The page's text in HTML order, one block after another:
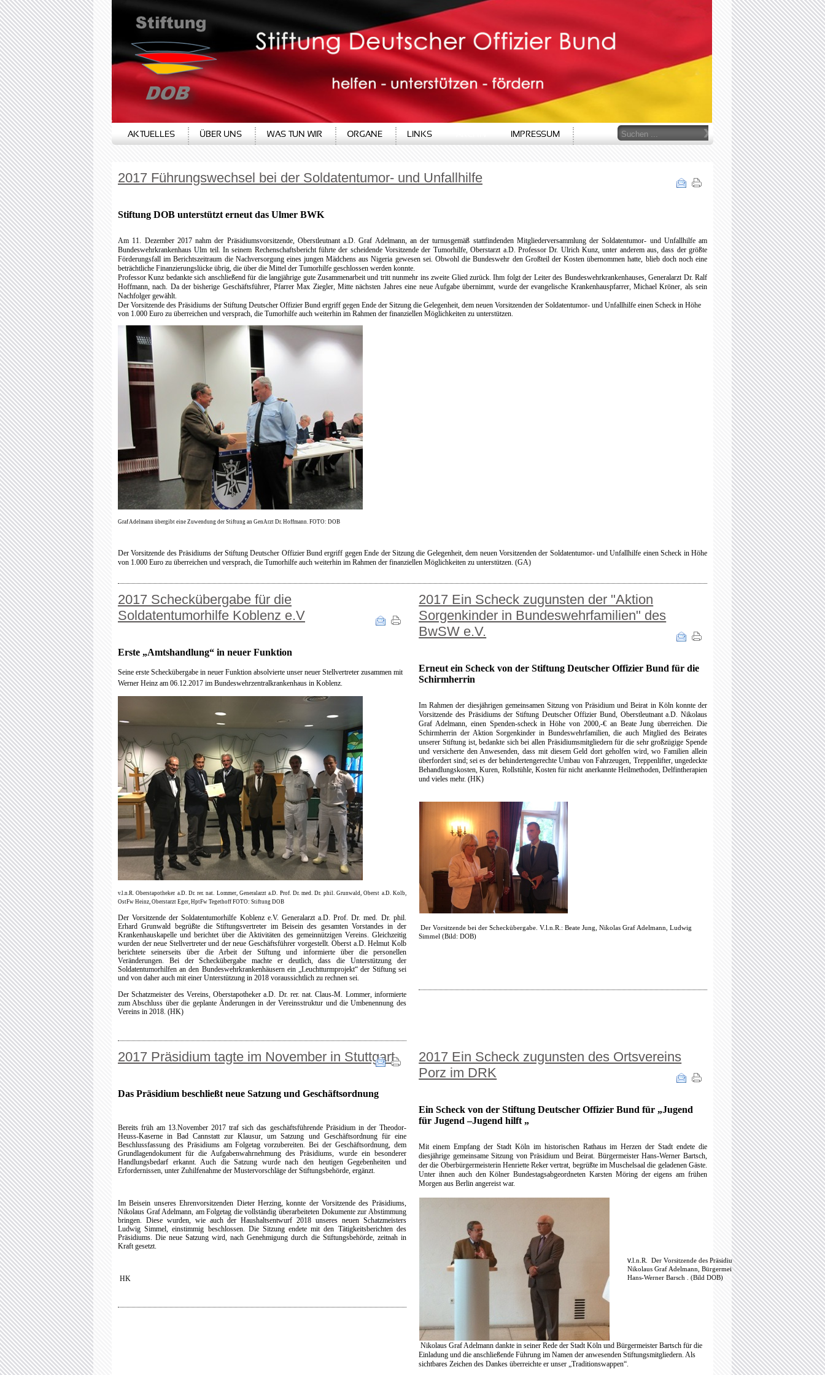
AKTUELLES ÜBER UNS WAS TUN WIR ORGANE LINKS IMPRESSUM
Suchen
...
2017 Führungswechsel bei der Soldatentumor- und Unfallhilfe
Stiftung DOB unterstützt erneut das Ulmer BWK
Am 11. Dezember 2017 nahm der Präsidiumsvorsitzende, Oberstleutnant a.D. Graf Adelmann, an der turnusgemäß stattfindenden Mitgliederversammlung der Soldatentumor- und Unfallhilfe am
Bundeswehrkrankenhaus Ulm teil. In seinem Rechenschaftsbericht führte der scheidende Vorsitzende der Tumorhilfe, Oberstarzt a.D. Professor Dr. Ulrich Kunz, unter anderem aus, dass der größte
Förderungsfall im Berichtszeitraum die Nachversorgung eines jungen Mädchens aus Nigeria gewesen sei. Obwohl die Bundeswehr den Großteil der Kosten übernommen hatte, blieb doch noch eine
beträchtliche Finanzierungslücke übrig, die über die Mittel der Tumorhilfe geschlossen werden konnte.
Professor Kunz bedankte sich anschließend für die langjährige gute Zusammenarbeit und tritt nunmehr ins zweite Glied zurück. Ihm folgt der Leiter des Bundeswehrkrankenhauses, Generalarzt Dr. Ralf
Hoffmann, nach. Da der bisherige Geschäftsführer, Pfarrer Max Ziegler, Mitte nächsten Jahres eine neue Aufgabe übernimmt, wurde der evangelische Krankenhauspfarrer, Michael Kröner, als sein
Nachfolger gewählt.
Der Vorsitzende des Präsidiums der Stiftung Deutscher Offizier Bund ergriff gegen Ende der Sitzung die Gelegenheit, dem neuen Vorsitzenden der Soldatentumor- und Unfallhilfe einen Scheck in Höhe
von 1.000 Euro zu überreichen und versprach, die Tumorhilfe auch weiterhin im Rahmen der finanziellen Möglichkeiten zu unterstützen.
Graf Adelmann übergibt eine Zuwendung der Stiftung an GenArzt Dr. Hoffmann. FOTO: DOB
Der Vorsitzende des Präsidiums der Stiftung Deutscher Offizier Bund ergriff gegen Ende der Sitzung die Gelegenheit, dem neuen Vorsitzenden der Soldatentumor- und Unfallhilfe einen Scheck in Höhe
von 1.000 Euro zu überreichen und versprach, die Tumorhilfe auch weiterhin im Rahmen der finanziellen Möglichkeiten zu unterstützen. (GA)
2017 Scheckübergabe für die
Soldatentumorhilfe Koblenz e.V
Erste „Amtshandlung“ in neuer Funktion
Seine erste Scheckübergabe in neuer Funktion absolvierte unser neuer Stellvertreter zusammen mit
Werner Heinz am 06.12.2017 im Bundeswehrzentralkrankenhaus in Koblenz.
v.l.n.R. Oberstapotheker a.D. Dr. rer. nat. Lommer, Generalarzt a.D. Prof. Dr. med. Dr. phil. Grunwald, Oberst a.D. Kolb,
OstFw Heinz, Oberstarzt Eger, HptFw Tegethoff FOTO: Stiftung DOB
Der Vorsitzende der Soldatentumorhilfe Koblenz e.V. Generalarzt a.D. Prof. Dr. med. Dr. phil.
Erhard Grunwald begrüßte die Stiftungsvertreter im Beisein des gesamten Vorstandes in der
Krankenhauskapelle und berichtet über die Aktivitäten des gemeinnützigen Vereins. Gleichzeitig
wurden der neue Stellvertreter und der neue Geschäftsführer vorgestellt. Oberst a.D. Helmut Kolb
berichtete seinerseits über die Arbeit der Stiftung und informierte über die personellen
Veränderungen. Bei der Scheckübergabe machte er deutlich, dass die Unterstützung der
Soldatentumorhilfen an den Bundeswehrkrankenhäusern ein „Leuchtturmprojekt“ der Stiftung sei
und von daher auch mit einer Unterstützung in 2018 voraussichtlich zu rechnen sei.
Der Schatzmeister des Vereins, Oberstapotheker a.D. Dr. rer. nat. Claus-M. Lommer, informierte
zum Abschluss über die geplante Änderungen in der Vereinsstruktur und die Umbenennung des
Vereins in 2018. (HK)
2017 Ein Scheck zugunsten der "Aktion
Sorgenkinder in Bundeswehrfamilien" des
BwSW e.V.
Erneut ein Scheck von der Stiftung Deutscher Offizier Bund für die
Schirmherrin
Im Rahmen der diesjährigen gemeinsamen Sitzung von Präsidium und Beirat in Köln konnte der
Vorsitzende des Präsidiums der Stiftung Deutscher Offizier Bund, Oberstleutnant a.D. Nikolaus
Graf Adelmann, einen Spenden-scheck in Höhe von 2000,-€ an Beate Jung überreichen. Die
Schirmherrin der Aktion Sorgenkinder in Bundeswehrfamilien, die auch Mitglied des Beirates
unserer Stiftung ist, bedankte sich bei allen Präsidiumsmitgliedern für die sehr großzügige Spende
und versicherte den Anwesenden, dass mit diesem Geld dort geholfen wird, wo Familien allein
überfordert sind; sei es der behindertengerechte Umbau von Fahrzeugen, Treppenlifter, ungedeckte
Behandlungskosten, Kuren, Rollstühle, Kosten für nicht anerkannte Heilmethoden, Delfintherapien
und vieles mehr. (HK)
Der Vorsitzende bei der Scheckübergabe.V.l.n.R.: Beate Jung, Nikolas Graf Adelmann, Ludwig
Simmel (Bild: DOB)
2017 Präsidium tagte im November in Stuttgart
Das Präsidium beschließt neue Satzung und Geschäftsordnung
Bereits früh am 13.November 2017 traf sich das geschäftsführende Präsidium in der Theodor-
Heuss-Kaserne in Bad Cannstatt zur Klausur, um Satzung und Geschäftsordnung für eine
Beschlussfassung des Präsidiums am Folgetag vorzubereiten. Bei der Geschäftsordnung, dem
Grundlagendokument für die Aufgabenwahrnehmung des Präsidiums, wurde ein besonderer
Handlungsbedarf erkannt. Auch die Satzung wurde nach den heutigen Gegebenheiten und
Erfordernissen, unter Zuhilfenahme der Mustervorschläge der Stiftungsbehörde, ergänzt.
Im Beisein unseres Ehrenvorsitzenden Dieter Herzing, konnte der Vorsitzende des Präsidiums,
Nikolaus Graf Adelmann, am Folgetag die vollständig überarbeiteten Dokumente zur Abstimmung
bringen. Diese wurden, wie auch der Haushaltsentwurf 2018 unseres neuen Schatzmeisters
Ludwig Simmel, einstimmig beschlossen. Die Sitzung endete mit den Tätigkeitsberichten des
Präsidiums. Die neue Satzung wird, nach Genehmigung durch die Stiftungsbehörde, zeitnah in
Kraft gesetzt.
HK
2017 Ein Scheck zugunsten des Ortsvereins
Porz im DRK
Ein Scheck von der Stiftung Deutscher Offizier Bund für „Jugend
für Jugend –Jugend hilft „
Mit einem Empfang der Stadt Köln im historischen Rathaus im Herzen der Stadt endete die
diesjährige gemeinsame Sitzung von Präsidium und Beirat. Bürgermeister Hans-Werner Bartsch,
der die Oberbürgermeisterin Henriette Reker vertrat, begrüßte im Muschelsaal die geladenen Gäste.
Unter ihnen auch den Kölner Bundestagsabgeordneten Karsten Möring der eigens am frühen
Morgen aus Berlin angereist war.
v.l.n.R.
Der Vorsitzende des Präsidiums
Nikolaus Graf Adelmann, Bürgermeister
Hans-Werner Barsch . (Bild DOB)
Nikolaus Graf Adelmann dankte in seiner Rede der Stadt Köln und Bürgermeister Bartsch für die
Einladung und die anschließende Führung im Namen der anwesenden Stiftungsmitgliedern.Als
sichtbares Zeichen des Dankes überreichte er unser „Traditionswappen“.